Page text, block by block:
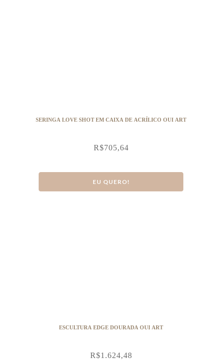
SERINGA LOVE SHOT EM CAIXA DE ACRÍLICO OUI ART
R$705,64
EU QUERO!
ESCULTURA EDGE DOURADA OUI ART
R$1.624,48